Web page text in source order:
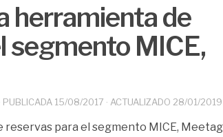
herramienta de
segmento MICE,
· PUBLICADA 15/08/2017 · ACTUALIZADO 28/01/2019